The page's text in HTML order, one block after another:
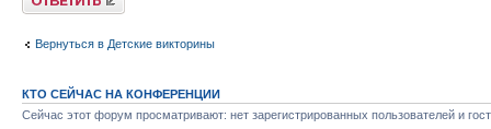
Вернуться в Детские викторины
КТО СЕЙЧАС НА КОНФЕРЕНЦИИ
Сейчас этот форум просматривают: нет зарегистрированных пользователей и